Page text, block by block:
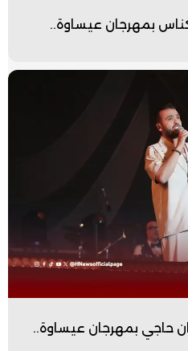
بمهرجان عيساوة..
حاجي بمهرجان عيساوة..